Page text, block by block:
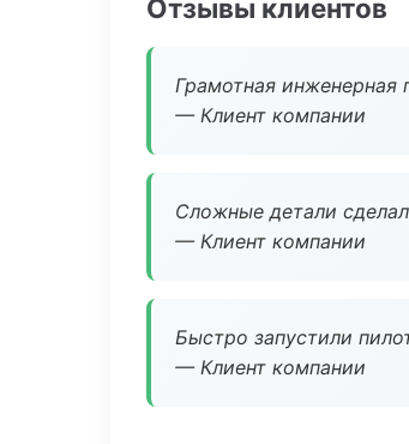
Отзывы клиентов
Грамотная инженерная
— Клиент компании
Сложные детали
— Клиент компании
Быстро запустили
— Клиент компании